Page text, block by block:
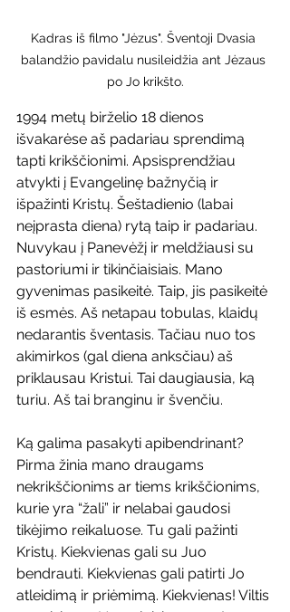
Kadras iš filmo "Jėzus". Šventoji Dvasia
balandžio pavidalu nusileidžia ant Jėzaus
po Jo krikšto.
1994 metų birželio 18 dienos
išvakarėse aš padariau sprendimą
tapti krikščionimi. Apsisprendžiau
atvykti į Evangelinę bažnyčią ir
išpažinti Kristų. Šeštadienio (labai
neįprasta diena) rytą taip ir padariau.
Nuvykau į Panevėžį ir meldžiausi su
pastoriumi ir tikinčiaisiais. Mano
gyvenimas pasikeitė. Taip, jis pasikeitė
iš esmės. Aš netapau tobulas, klaidų
nedarantis šventasis. Tačiau nuo tos
akimirkos (gal diena anksčiau) aš
priklausau Kristui. Tai daugiausia, ką
turiu. Aš tai branginu ir švenčiu.
Ką galima pasakyti apibendrinant?
Pirma žinia mano draugams
nekrikščionims ar tiems krikščionims,
kurie yra “žali” ir nelabai gaudosi
tikėjimo reikaluose. Tu gali pažinti
Kristų. Kiekvienas gali su Juo
bendrauti. Kiekvienas gali patirti Jo
atleidimą ir priėmimą. Kiekvienas! Viltis